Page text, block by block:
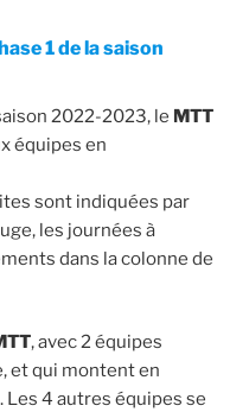
1 de la saison
2022-2023, le MTT
équipes en
sont indiquées par
les journées à
dans la colonne de
, avec 2 équipes
et qui montent en
Les 4 autres équipes se